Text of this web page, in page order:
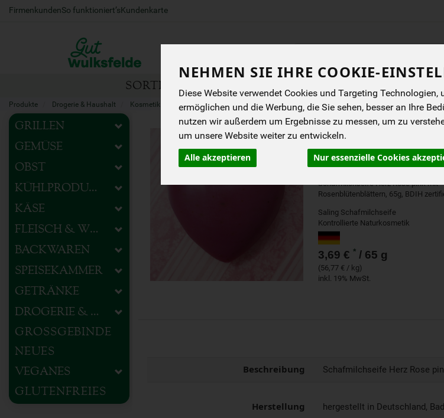
NEHMEN SIE IHRE COOKIE-
Diese Website verwendet Cookies und Targeting Technologien,
ermöglichen und die Werbung, die Sie sehen, besser an Ihre
nutzen wir außerdem um Ergebnisse zu messen, um zu
um unsere Website weiter zu entwickeln.
Alle akzeptieren Nur essenzielle Cookies
FirmenkundenSo funktioniert’sKundenkarte
SORTIMENT HOFEIGENES BIOKISTEN
Produkte Drogerie & Haushalt Kosmetik & Pflege Körperpflege
GRILLEN
GEMÜSE
OBST
KÜHLPRODUKTE
KÄSE
FLEISCH & WURST
BACKWAREN
SPEISEKAMMER
GETRÄNKE
DROGERIE & HAUSHALT
GROSSGEBINDE
NEUES
VEGANES
GLUTENFREIES
ROSENBLÜTE
Schafmilchseife Herz Rose pink mit
Rosenblütenblättern, 65g, BDIH
Saling Schafmilchseife
Kontrollierte Naturkosmetik
3,69 € * / 65 g
(56,77 € / kg)
inkl. 19% MwSt.
Beschreibung Schafmilchseife Herz Rose
Herstellung hergestellt in Deutschland,